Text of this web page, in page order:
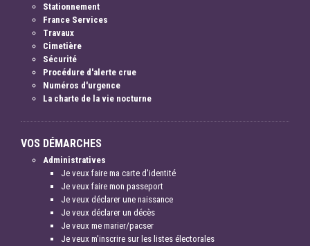
Stationnement
France Services
Travaux
Cimetière
Sécurité
Procédure d'alerte crue
Numéros d'urgence
La charte de la vie nocturne
VOS DÉMARCHES
Administratives
Je veux faire ma carte d'identité
Je veux faire mon passeport
Je veux déclarer une naissance
Je veux déclarer un décès
Je veux me marier/pacser
Je veux m'inscrire sur les listes électorales